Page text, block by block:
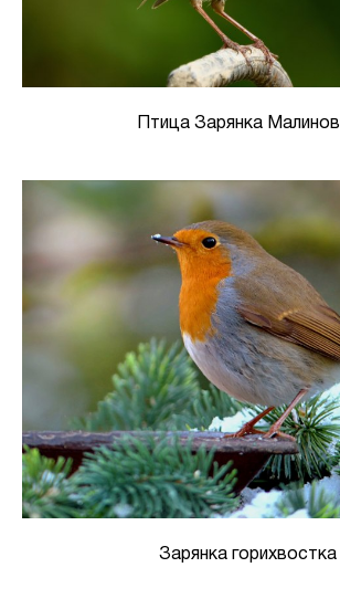
Птица Зарянка
Зарянка горихвостка